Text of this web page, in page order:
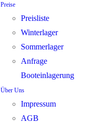
Preise
Preisliste
Winterlager
Sommerlager
Anfrage
Booteinlagerung
Über Uns
Impressum
AGB